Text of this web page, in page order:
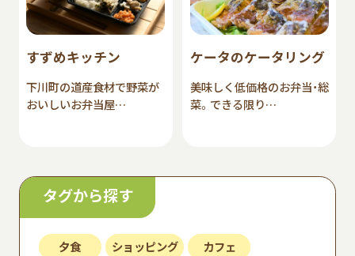
すずめキッチン
下川町の道産食材で野菜が
おいしいお弁当屋…
ケータのケータリング
美味しく低価格のお弁当・総
菜。できる限り…
タグから探す
夕食 ショッピング カフェ